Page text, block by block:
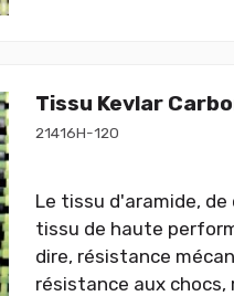
Tissu Kevlar
21416H-120
Le tissu d'aramide,
tissu de haute
dire, résistance
résistance aux